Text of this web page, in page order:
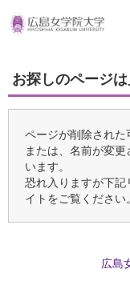
お探しのページ
ページが削除された
または、名前が変
います。
恐れ入りますが下
イトをご覧ください。
広島